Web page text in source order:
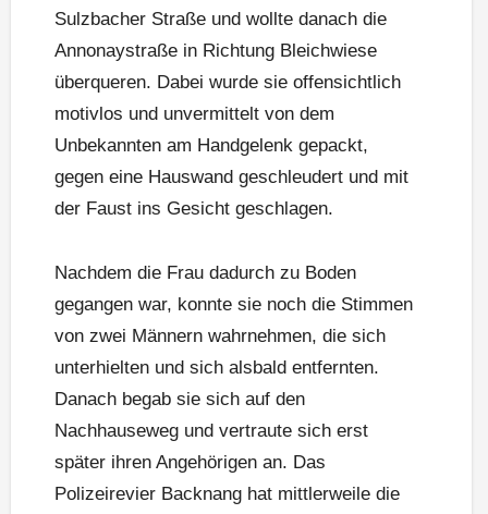
Sulzbacher Straße und wollte danach die
Annonaystraße in Richtung Bleichwiese
überqueren. Dabei wurde sie offensichtlich
motivlos und unvermittelt von dem
Unbekannten am Handgelenk gepackt,
gegen eine Hauswand geschleudert und mit
der Faust ins Gesicht geschlagen.
Nachdem die Frau dadurch zu Boden
gegangen war, konnte sie noch die Stimmen
von zwei Männern wahrnehmen, die sich
unterhielten und sich alsbald entfernten.
Danach begab sie sich auf den
Nachhauseweg und vertraute sich erst
später ihren Angehörigen an. Das
Polizeirevier Backnang hat mittlerweile die